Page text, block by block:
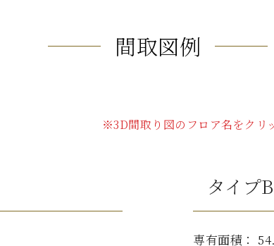
間取図例
※3D間取り図のフロア名をクリ
タイプ
専有面積：